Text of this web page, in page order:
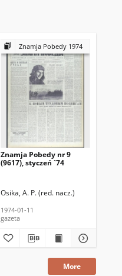
Znamja Pobedy 1974
Znamja Pobedy nr 9
(9617), styczeń `74
Osika, A. P. (red. nacz.)
1974-01-11
gazeta
More